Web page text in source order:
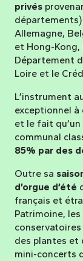
privés
départements)
Allemagne,
et Hong-Kong,
Département
Loire et le
L’instrument
exceptionnel
et le fait
communal
85% par des
Outre sa
d’orgue d’été
français et
Patrimoine, les
des plantes et
mini-concerts